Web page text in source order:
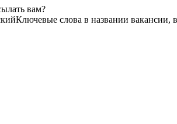
вам?
Ключевые слова в названии вакансии,